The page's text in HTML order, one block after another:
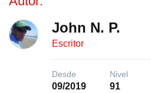
John N. P.
Escritor
Desde
09/2019
Nivel
91